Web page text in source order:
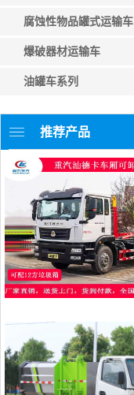
腐蚀性物品罐式运输车
爆破器材运输车
油罐车系列
推荐产品